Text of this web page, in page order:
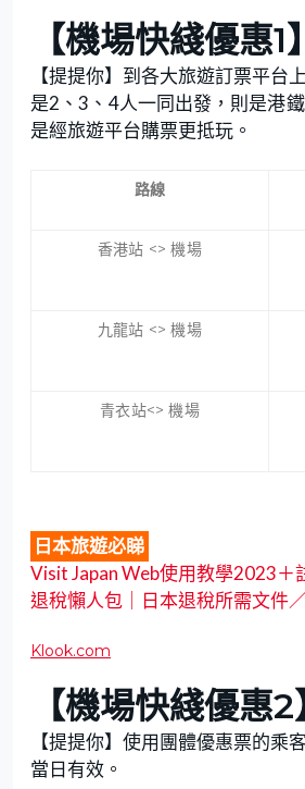
【機場快綫優
【提提你】到各大旅遊訂票平
是2、3、4人一同出發，則是港
是經旅遊平台購票更抵玩。
路線
香港站 <> 機場
九龍站 <> 機場
青衣站<> 機場
日本旅遊必睇
Visit Japan Web使用教學2023
退稅懶人包｜日本退稅所需文件
Klook.com
【機場快綫優惠
【提提你】使用團體優惠票的
當日有效。